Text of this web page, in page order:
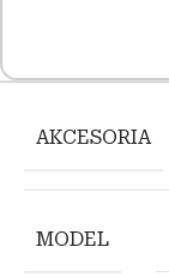
AKCESORIA
MODEL